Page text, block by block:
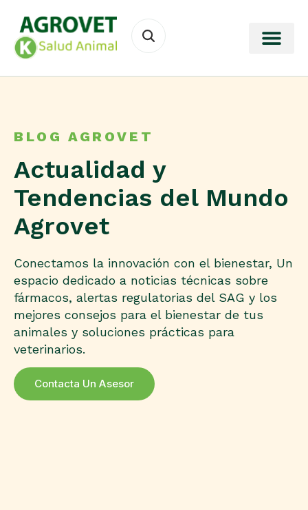
BLOG AGROVET
Actualidad y
Tendencias del Mundo
Agrovet
Conectamos la innovación con el bienestar, Un
espacio dedicado a noticias técnicas sobre
fármacos, alertas regulatorias del SAG y los
mejores consejos para el bienestar de tus
animales y soluciones prácticas para
veterinarios.
Contacta Un Asesor